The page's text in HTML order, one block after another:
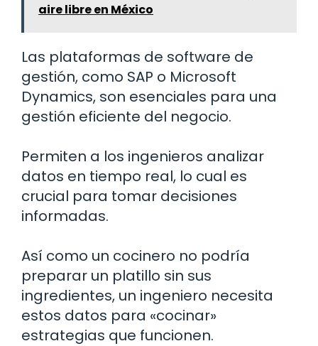
aire libre en México
Las plataformas de software de
gestión, como SAP o Microsoft
Dynamics, son esenciales para una
gestión eficiente del negocio.
Permiten a los ingenieros analizar
datos en tiempo real, lo cual es
crucial para tomar decisiones
informadas.
Así como un cocinero no podría
preparar un platillo sin sus
ingredientes, un ingeniero necesita
estos datos para «cocinar»
estrategias que funcionen.